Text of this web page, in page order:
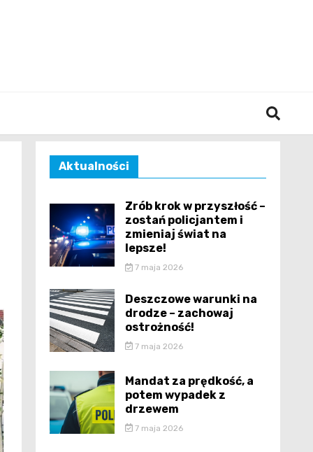
Aktualności
Zrób krok w przyszłość –
zostań policjantem i
zmieniaj świat na
lepsze!
7 maja 2026
Deszczowe warunki na
drodze – zachowaj
ostrożność!
7 maja 2026
Mandat za prędkość, a
potem wypadek z
drzewem
7 maja 2026